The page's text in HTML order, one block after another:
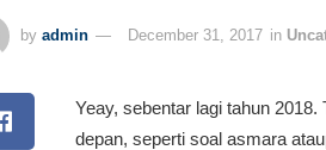
by admin December 31, 2017 in
Yeay, sebentar lagi tahun
depan, seperti soal asmara